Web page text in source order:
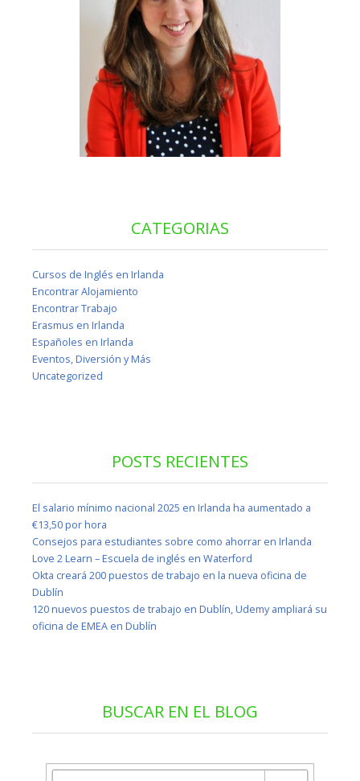
CATEGORIAS
Cursos de Inglés en Irlanda
Encontrar Alojamiento
Encontrar Trabajo
Erasmus en Irlanda
Españoles en Irlanda
Eventos, Diversión y Más
Uncategorized
POSTS RECIENTES
El salario mínimo nacional 2025 en Irlanda ha aumentado a
€13,50 por hora
Consejos para estudiantes sobre como ahorrar en Irlanda
Love 2 Learn – Escuela de inglés en Waterford
Okta creará 200 puestos de trabajo en la nueva oficina de
Dublín
120 nuevos puestos de trabajo en Dublín, Udemy ampliará su
oficina de EMEA en Dublín
BUSCAR EN EL BLOG